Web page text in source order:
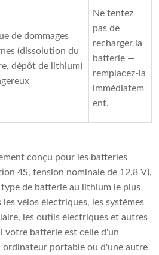
de dommages
(dissolution du
dépôt de lithium)
Ne tentez
pas de
recharger la
batterie —
remplacez-la
immédiatem
ent.
conçu pour les batteries
4S, tension nominale de 12,8 V),
de batterie au lithium le plus
vélos électriques, les systèmes
les outils électriques et autres
votre batterie est celle d'un
portable ou d'une autre